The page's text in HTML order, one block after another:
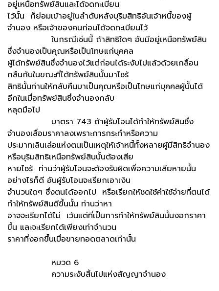
อยู่เหนือทรัพย์สินและได้จดทะเบียน
ไว้นั้น ก็ย่อมเข้าอยู่ในลำดับหลังบุริมสิทธิอันเจ้าหนี้ของผู้
จำนอง หรือเจ้าของคนก่อนได้จดทะเบียนไว้
ในกรณีเช่นนี้ ถ้าสิทธิใดๆ อันมีอยู่เหนือทรัพย์สิน
ซึ่งจำนองเป็นคุณหรือเป็นโทษแก่บุคคล
ผู้ได้ทรัพย์สินซึ่งจำนองไว้แต่ก่อนได้ระงับไปแล้วด้วยเกลื่อน
กลืนกันในขณะที่ได้ทรัพย์สินนั้นมาไซร้
สิทธินั้นท่านให้กลับคืนมาเป็นคุณหรือเป็นโทษแก่บุคคลผู้นั้นได้
อีกในเมื่อทรัพย์สินซึ่งจำนองกลับ
หลุดมือไป
มาตรา 743 ถ้าผู้รับโอนได้ทำให้ทรัพย์สินซึ่ง
จำนองเสื่อมราคาลงเพราะการกระทำหรือความ
ประมาทเลินเล่อแห่งตนเป็นเหตุให้เจ้าหนี้ทั้งหลายผู้มีสิทธิจำนอง
หรือบุริมสิทธิเหนือทรัพย์สินนั้นต้องเสีย
หายไซร้ ท่านว่าผู้รับโอนจะต้องรับผิดเพื่อความเสียหายนั้น
อย่างไรก็ดี อันผู้รับโอนจะเรียกเอาเงิน
จำนวนใดๆ ซึ่งตนได้ออกไป หรือเรียกให้ชดใช้ค่าใช้จ่ายที่ตนได้
ทำให้ทรัพย์สินดีขึ้นนั้น ท่านว่าหา
อาจจะเรียกได้ไม่ เว้นแต่ที่เป็นการทำให้ทรัพย์สินนั้นงอกราคา
ขึ้น และจะเรียกได้เพียงเท่าจำนวน
ราคาที่งอกขึ้นเมื่อขายทอดตลาดเท่านั้น
หมวด 6
ความระงับสิ้นไปแห่งสัญญาจำนอง